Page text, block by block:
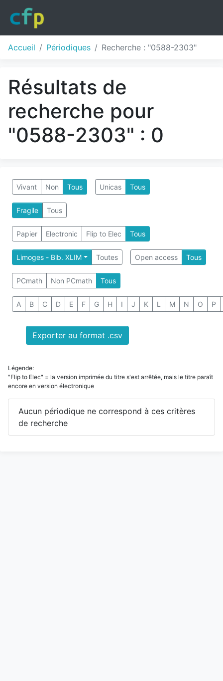
Accueil Périodiques Recherche : "0588-2303"
Résultats de
recherche pour
"0588-2303" : 0
Vivant Non Tous Unicas Tous
Fragile Tous
Papier Electronic Flip to Elec Tous
Limoges - Bib. XLIM Toutes Open access Tous
PCmath Non PCmath Tous
A B C D E F G H I J K L M N O P
Exporter au format .csv
Légende:
"Flip to Elec" = la version imprimée du titre s'est arrêtée, mais le titre paraît
encore en version électronique
Aucun périodique ne correspond à ces critères
de recherche